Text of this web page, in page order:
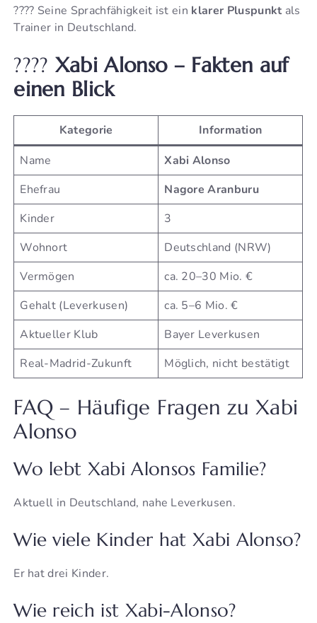
???? Seine Sprachfähigkeit ist ein klarer Pluspunkt als
Trainer in Deutschland.
???? Xabi Alonso – Fakten auf
einen Blick
Kategorie
Information
Name
Xabi Alonso
Ehefrau
Nagore Aranburu
Kinder
3
Wohnort
Deutschland (NRW)
Vermögen
ca. 20–30 Mio. €
Gehalt (Leverkusen)
ca. 5–6 Mio. €
Aktueller Klub
Bayer Leverkusen
Real-Madrid-Zukunft
Möglich, nicht bestätigt
FAQ – Häufige Fragen zu Xabi
Alonso
Wo lebt Xabi Alonsos Familie?
Aktuell in Deutschland, nahe Leverkusen.
Wie viele Kinder hat Xabi Alonso?
Er hat drei Kinder.
Wie reich ist Xabi-Alonso?